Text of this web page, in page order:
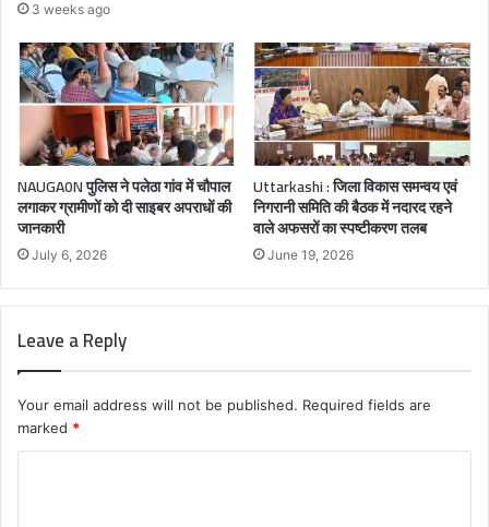
3 weeks ago
NAUGA0N पुलिस ने पलेठा गांव में चौपाल
लगाकर ग्रामीणों को दी साइबर अपराधों की
जानकारी
July 6, 2026
Uttarkashi : जिला विकास समन्वय एवं
निगरानी समिति की बैठक में नदारद रहने
वाले अफसरों का स्पष्टीकरण तलब
June 19, 2026
Leave a Reply
Your email address will not be published. Required fields are
marked *